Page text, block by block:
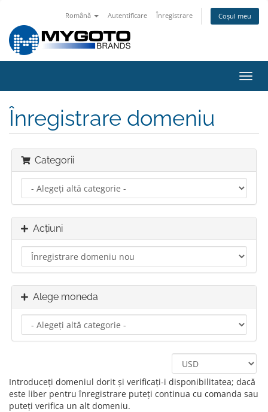
Română Autentificare Înregistrare Coșul meu
Înregistrare domeniu
Categorii
Acțiuni
Alege moneda
Introduceți domeniul dorit și verificați-i disponibilitatea; dacă
este liber pentru înregistrare puteți continua cu comanda sau
puteți verifica un alt domeniu.